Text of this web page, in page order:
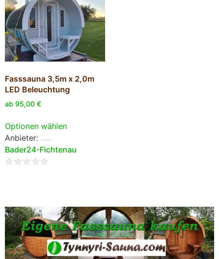
Fasssauna 3,5m x 2,0m
LED Beleuchtung
ab 95,00 €
Optionen wählen
Anbieter:
Bader24-Fichtenau